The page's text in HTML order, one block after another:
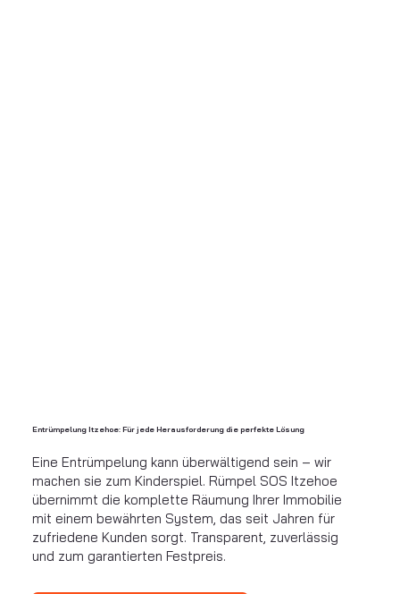
Entrümpelung Itzehoe: Für jede Herausforderung die perfekte Lösung
Eine Entrümpelung kann überwältigend sein – wir
machen sie zum Kinderspiel. Rümpel SOS Itzehoe
übernimmt die komplette Räumung Ihrer Immobilie
mit einem bewährten System, das seit Jahren für
zufriedene Kunden sorgt. Transparent, zuverlässig
und zum garantierten Festpreis.